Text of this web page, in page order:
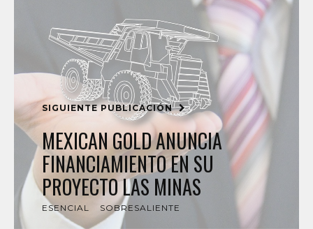
SIGUIENTE PUBLICACIÓN
MEXICAN GOLD ANUNCIA
FINANCIAMIENTO EN SU
PROYECTO LAS MINAS
ESENCIAL SOBRESALIENTE